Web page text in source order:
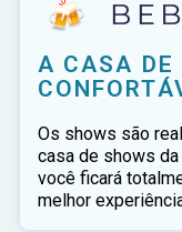
A CASA DE
Os shows são
casa de shows
você ficará
melhor